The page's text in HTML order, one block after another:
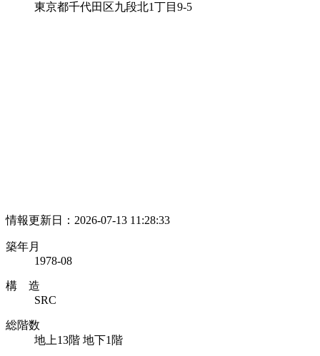
東京都千代田区九段北1丁目9-5
情報更新日：2026-07-13 11:28:33
築年月
1978-08
構 造
SRC
総階数
地上13階 地下1階